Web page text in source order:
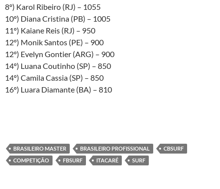
8º) Karol Ribeiro (RJ) – 1055
10º) Diana Cristina (PB) – 1005
11º) Kaiane Reis (RJ) – 950
12º) Monik Santos (PE) – 900
12º) Evelyn Gontier (ARG) – 900
14º) Luana Coutinho (SP) – 850
14º) Camila Cassia (SP) – 850
16º) Luara Diamante (BA) – 810
BRASILEIRO MASTER BRASILEIRO PROFISSIONAL
CBSURF
COMPETIÇÃO
FBSURF ITACARÉ SURF